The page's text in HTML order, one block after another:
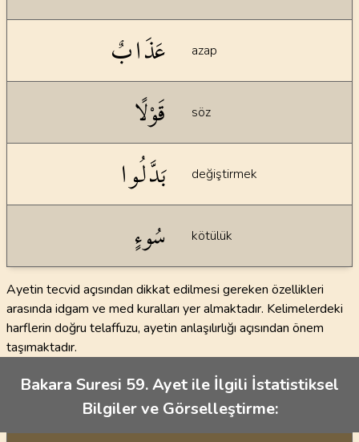
عَذَابٌ
azap
قَوْلًا söz
بَدَّلُوا değiştirmek
سُوءٍ kötülük
Ayetin tecvid açısından dikkat edilmesi gereken özellikleri
arasında idgam ve med kuralları yer almaktadır. Kelimelerdeki
harflerin doğru telaffuzu, ayetin anlaşılırlığı açısından önem
taşımaktadır.
Bakara Suresi 59. Ayet ile İlgili İstatistiksel
Bilgiler ve Görselleştirme: